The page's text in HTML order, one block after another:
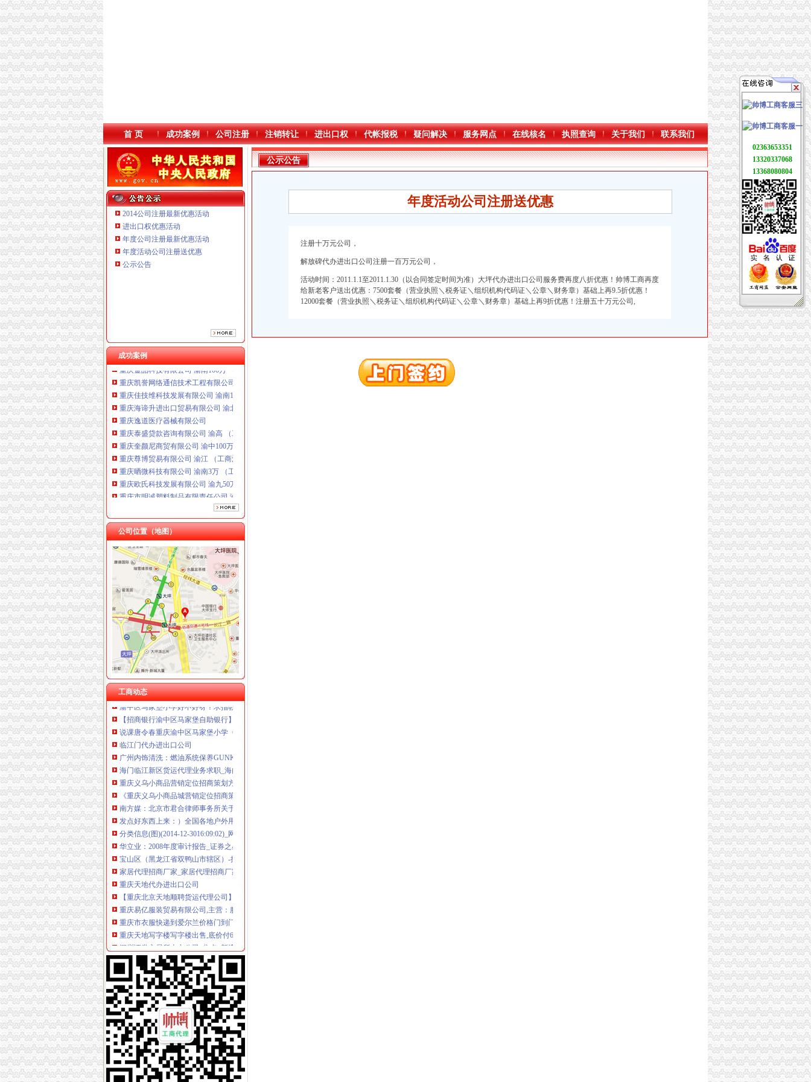
首 页 成功案例 公司注册 注销转让 进出口权 代帐报税 疑问解决 服务网点 在线核名 执照查询 关于我们 联系我们
2014公司注册最新优惠活动
进出口权优惠活动
年度公司注册最新优惠活动
年度活动公司注册送优惠
公示公告
成功案例
重庆海谛升进出口贸易有限公司 渝北100万 （进出口权）
重庆逸道医疗器械有限公司
重庆欧氏科技发展有限公司 渝九50万 （进出口权）
重庆市明诚塑料制品有限责任公司 渝高100万 （进出口权）
重庆金品科技有限公司 渝南100万 （进出口权）
重庆凯誉网络通信技术工程有限公司 渝中300万 （工商变更）
重庆佳技维科技发展有限公司 渝南100万 （进出口权）
重庆海谛升进出口贸易有限公司 渝北100万 （进出口权）
重庆逸道医疗器械有限公司
重庆泰盛贷款咨询有限公司 渝高 （工商注册）
重庆奎颜尼商贸有限公司 渝中100万 （工商注册）
重庆尊博贸易有限公司 渝江 （工商注册）
重庆晒微科技有限公司 渝南3万 （工商注册）
重庆欧氏科技发展有限公司 渝九50万 （进出口权）
重庆市明诚塑料制品有限责任公司 渝高100万 （进出口权）
重庆金品科技有限公司 渝南100万 （进出口权）
重庆凯誉网络通信技术工程有限公司 渝中300万 （工商变更）
重庆佳技维科技发展有限公司 渝南100万 （进出口权）
公司位置（地图）
工商动态
渝中区马家堡
“电子眼交巡”在渝中区马家堡上岗一个月_第1页-七一网
渝中区马家堡小学2017招生范围,马家堡小学6月24日报名-小学教育-
重庆市渝中区马家堡副食经营部饮料批发部
重庆市渝中区马家堡粮店_重庆市_渝中区_企业在线
渝中区马家堡小学_渝中区马家堡小学爱问问同学录频道
重庆市渝中区马家堡安利专卖店地址重庆市马家堡哪有卖安利产【今日
【重庆市—渝中区】马家堡发廊偶遇品美少女（申请毕业-曲罢论坛
渝中区马家堡小学好不好呀？求指教-早教幼儿园小学-重庆购物狂
【招商银行渝中区马家堡自助银行】招商银行渝中区马家堡自助银行
说课唐令春重庆渝中区马家堡小学《可能》-原创-搜狐
临江门代办进出口公司
广州内饰清洗：燃油系统保养GUNKM2616-油箱及油管路清洗-广州
海门临江新区货运代理业务求职_海门临江新区货运代理业务找工作_
重庆义乌小商品营销定位招商策划方案.doc
《重庆义乌小商品城营销定位招商策划方案》.doc
南方媒：北京市君合律师事务所关于南方出版媒股份有限公司发行
发点好东西上来：）全国各地户外用品店详解-旅游（Travel）版-北大
分类信息(图)(2014-12-3016:09:02)_网易新闻
华立业：2008年度审计报告_证券之星
宝山区（黑龙江省双鸭山市辖区）-搜百科
家居代理招商厂家_家居代理招商厂家/公司-阿里巴巴公司黄页
重庆天地代办进出口公司
【重庆北京天地顺聘货运代理公司】网点,地址,电话,营业时间-大
重庆易亿服装贸易有限公司,主营：服装服饰,箱包设计及销售；品
重庆市衣服快递到爱尔兰价格门到门国际包税出口服务（图）-供应信
重庆天地写字楼写字楼出售,底价付6万（企业天地进出口食品超市
深圳证券交易所上市公司_焦点_新浪财经_新浪网
广州机场UPS报关代理_志趣网
青岛饮料代理公司-青岛饮料代理厂家-|必途青岛饮料代理公司排行榜
重庆进口美国咖啡清关运输到成都需要多长时间【-成都进出口代理】
海haiyao品牌代理招商-招商加盟-globrand（全球品牌网）
重庆物流服务公司_物流服务厂_生产厂家企业公司
朝天门代办进出口公司
重庆港九股份有限公司关于为重庆经略实业有限责任公司提供担保的公
重庆南岸茶园新区工商服务信息,提供新重庆南岸茶园新区财税服务
【2014年重庆美购贸易有限公司新招聘信息_电话_地址】-赶集网
重庆港国际集装箱有限公司货运代理分公司|重庆港国际集装箱有限公司
朝天门火锅加盟_朝天门火锅加盟店_朝天门火锅加盟费多少-中国连锁网
公示公告
年度活动公司注册送优惠
注册十万元公司，
解放碑代办进出口公司注册一百万元公司，
活动时间：2011.1.1至2011.1.30（以合同签定时间为准）大坪代办进出口公司服务费再度八折优惠！帅博工商再度
给新老客户送出优惠：7500套餐（营业执照＼税务证＼组织机构代码证＼公章＼财务章）基础上再9.5折优惠！
12000套餐（营业执照＼税务证＼组织机构代码证＼公章＼财务章）基础上再9折优惠！注册五十万元公司,
02363653351
13320337068
13368080804